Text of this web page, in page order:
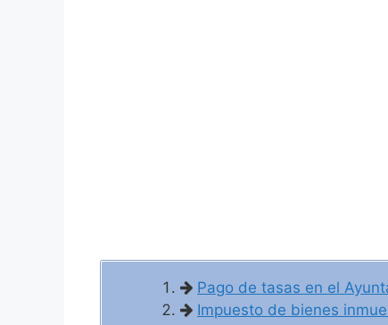
Pago de tasas en el
Impuesto de bienes